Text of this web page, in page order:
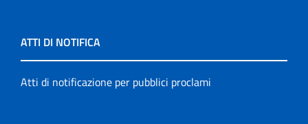
ATTI DI NOTIFICA
Atti di notificazione per pubblici proclami